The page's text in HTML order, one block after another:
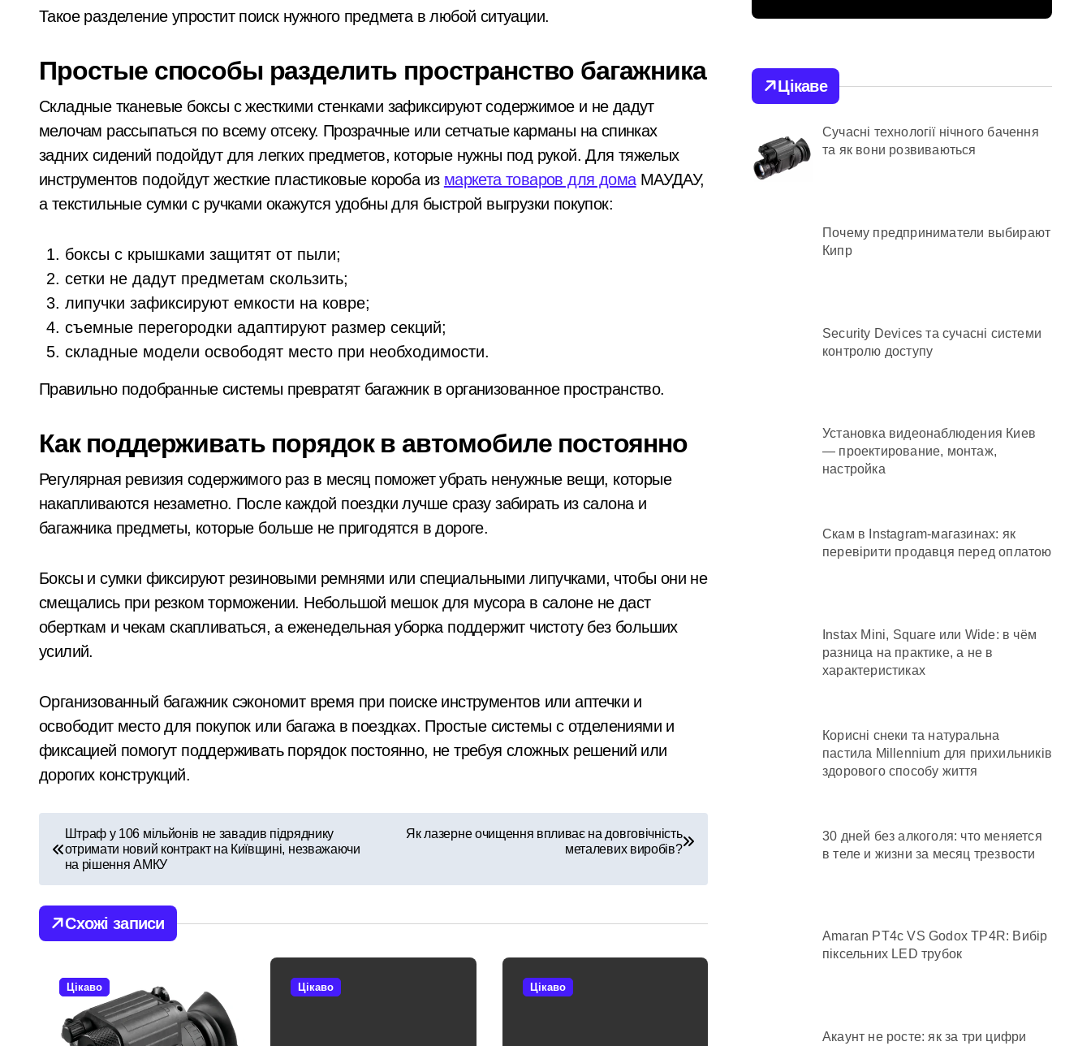
У Києві посадовицю ШЕУ Дарницького району підозрюють у зловживанні资金, завдані збитки громаді становлять понад 245 тисяч гривень
Стрілянина в київському дворі: чоловік здійснив постріли біля багатоповерхівок
У Києві дітям військових відшкодовують витрати на контрактне навчання: кому доступна допомога та як її отримати
Київ без мобільних укриттів: як пів мільярда гривень перетворилися на цифри на папері
Ракетний обстріл Києва: трагічна загибель матері та її 18-річної доньки, які не встигли сховатися
«Наречена» з інвалідністю: у Києві виявили схему фіктивних шлюбів для еміграції
Легендарне «Слоненя» має шанси повернутися до Хрещатого парку в Києві завдяки новій петиції
Ексзаступника керівника Київського СІЗО підозрюють у вимаганні грошей та прихованні майна на суму 3,8 млн грн
Смертельна аварія в Києві: мотоцикліст віком 26 років загинув, а його пасажирка в критичному стані
У Києві військового з СЗЧ затримали після смертельної сутички в хостелі
Київщина і ще дві області отримали від Австрії життєво важливе енергетичне устаткування
У Києві на лаві підсудних опиняться двоє студентів через 3 кг психотропних речовин та їхнє фасування для продажу
Трагедія на Київщині: рятувальники витягли тіло загиблого з річки біля «Золотого пляжу»
Сучасні технології нічного бачення та як вони розвиваються
Такое разделение упростит поиск нужного предмета в любой ситуации.​
Простые способы разделить пространство багажника
Складные тканевые боксы с жесткими стенками зафиксируют содержимое и не дадут
мелочам рассыпаться по всему отсеку. Прозрачные или сетчатые карманы на спинках
задних сидений подойдут для легких предметов, которые нужны под рукой. Для тяжелых
инструментов подойдут жесткие пластиковые короба из маркета товаров для домаМАУДАУ,
а текстильные сумки с ручками окажутся удобны для быстрой выгрузки покупок:
боксы с крышками защитят от пыли;
сетки не дадут предметам скользить;
липучки зафиксируют емкости на ковре;
съемные перегородки адаптируют размер секций;
складные модели освободят место при необходимости.
Правильно подобранные системы превратят багажник в организованное пространство.​
Как поддерживать порядок в автомобиле постоянно
Регулярная ревизия содержимого раз в месяц поможет убрать ненужные вещи, которые
накапливаются незаметно. После каждой поездки лучше сразу забирать из салона и
багажника предметы, которые больше не пригодятся в дороге.
Боксы и сумки фиксируют резиновыми ремнями или специальными липучками, чтобы они не
смещались при резком торможении. Небольшой мешок для мусора в салоне не даст
оберткам и чекам скапливаться, а еженедельная уборка поддержит чистоту без больших
усилий.​
Организованный багажник сэкономит время при поиске инструментов или аптечки и
освободит место для покупок или багажа в поездках. Простые системы с отделениями и
фиксацией помогут поддерживать порядок постоянно, не требуя сложных решений или
дорогих конструкций.​
в
і
Штраф у 106 мільйонів не завадив підряднику
отримати новий контракт на Київщині, незважаючи
на рішення АМКУ
Як лазерне очищення впливає на довговічність
металевих виробів?
Схожі записи
Цікаво Цікаво Цікаво
керівник київської
бюджетні кошти
шахраям
запустив сигнальні
Цікаве
Сучасні технології нічного бачення
та як вони розвиваються
Почему предприниматели выбирают
Кипр
Security Devices та сучасні системи
контролю доступу
Установка видеонаблюдения Киев
— проектирование, монтаж,
настройка
Скам в Instagram-магазинах: як
перевірити продавця перед оплатою
Instax Mini, Square или Wide: в чём
разница на практике, а не в
характеристиках
Корисні снеки та натуральна
пастила Millennium для прихильників
здорового способу життя
30 дней без алкоголя: что меняется
в теле и жизни за месяц трезвости
Amaran PT4c VS Godox TP4R: Вибір
піксельних LED трубок
Акаунт не росте: як за три цифри